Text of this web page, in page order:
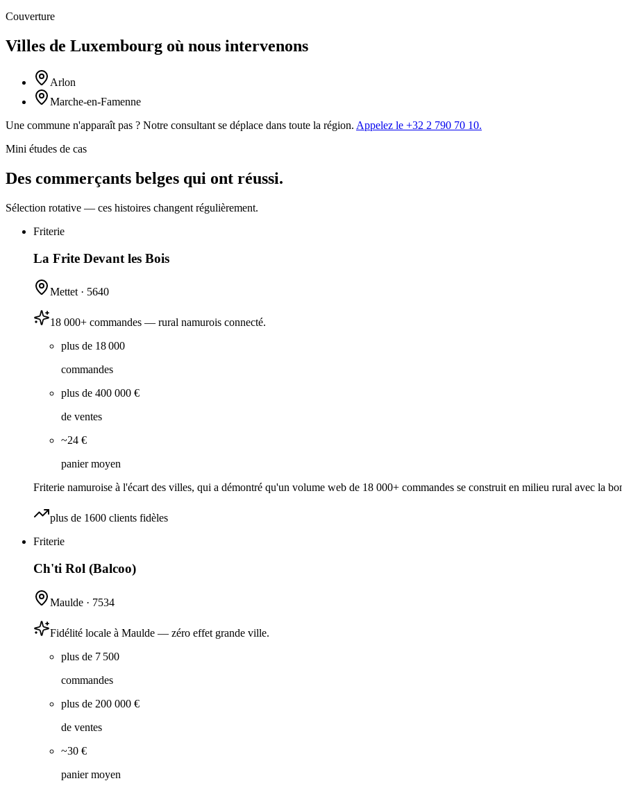
Couverture
Villes de Luxembourg où nous intervenons
Arlon
Marche-en-Famenne
Une commune n'apparaît pas ? Notre consultant se déplace dans toute la région. Appelez le +32 2 790 70 10.
Mini études de cas
Des commerçants belges qui ont réussi.
Sélection rotative — ces histoires changent régulièrement.
Friterie
La Frite Devant les Bois
Mettet · 5640
18 000+ commandes — rural namurois connecté.
plus de 18 000
commandes
plus de 400 000 €
de ventes
~24 €
panier moyen
Friterie namuroise à l'écart des villes, qui a démontré qu'un volume web de 18 000+ commandes se construit en milieu rural avec la
plus de 1600 clients fidèles
Friterie
Ch'ti Rol (Balcoo)
Maulde · 7534
Fidélité locale à Maulde — zéro effet grande ville.
plus de 7 500
commandes
plus de 200 000 €
de ventes
~30 €
panier moyen